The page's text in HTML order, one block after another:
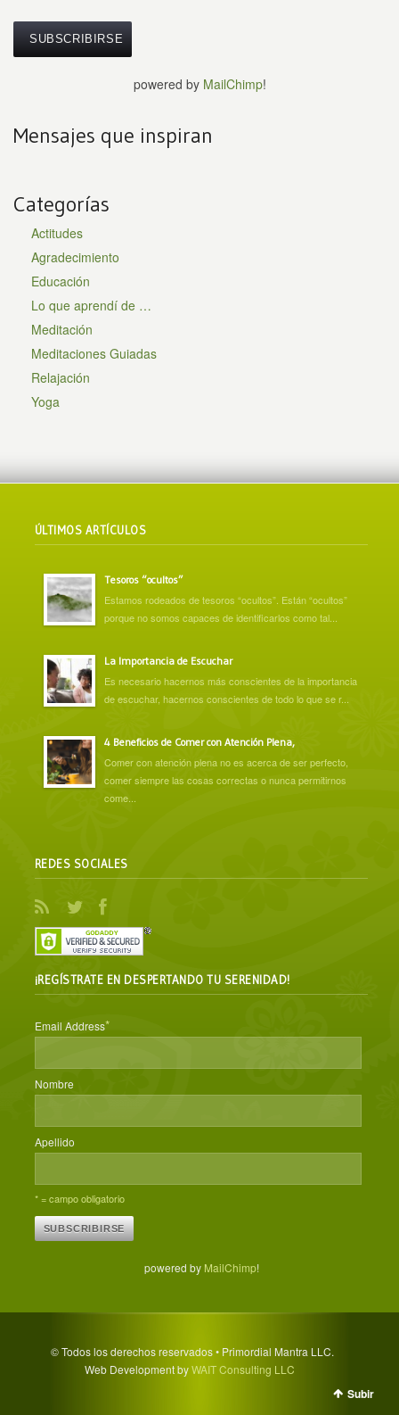
powered by MailChimp!
Mensajes que inspiran
Categorías
Actitudes
Agradecimiento
Educación
Lo que aprendí de …
Meditación
Meditaciones Guiadas
Relajación
Yoga
ÚLTIMOS ARTÍCULOS
Tesoros “ocultos”
Estamos rodeados de tesoros “ocultos”. Están “ocultos”
porque no somos capaces de identificarlos como tal...
La Importancia de Escuchar
Es necesario hacernos más conscientes de la importancia
de escuchar, hacernos conscientes de todo lo que se r...
4 Beneficios de Comer con Atención Plena,
Comer con atención plena no es acerca de ser perfecto,
comer siempre las cosas correctas o nunca permitirnos
come...
REDES SOCIALES
¡REGÍSTRATE EN DESPERTANDO TU SERENIDAD!
Email Address*
Nombre
Apellido
* = campo obligatorio
powered by MailChimp!
© Todos los derechos reservados • Primordial Mantra LLC.
Web Development byWAIT Consulting LLC
Subir